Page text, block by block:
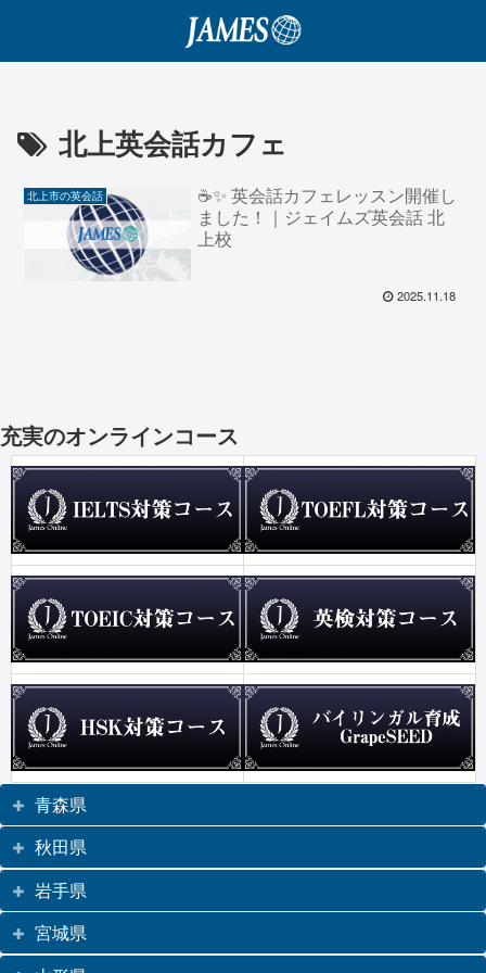
北上英会話カフェ
北上市の英会話
☕✨ 英会話カフェレッスン開催し
ました！｜ジェイムズ英会話 北
上校
2025.11.18
充実のオンラインコース
青森県
秋田県
岩手県
宮城県